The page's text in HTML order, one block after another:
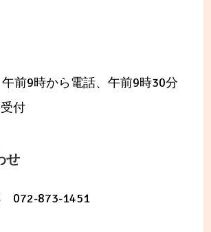
前9時から電話、午前9時30分
付
せ
072-873-1451